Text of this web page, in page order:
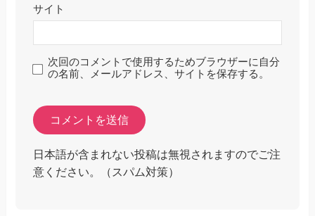
サイト
次回のコメントで使用するためブラウザーに自分
の名前、メールアドレス、サイトを保存する。
日本語が含まれない投稿は無視されますのでご注
意ください。（スパム対策）